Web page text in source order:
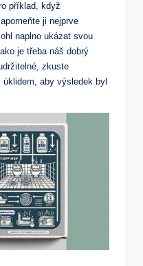
příklad, když
ji nejprve
naplno ukázat svou
je třeba náš dobrý
zkuste
aby výsledek byl